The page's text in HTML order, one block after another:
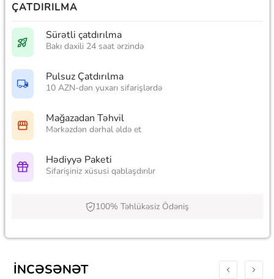
ÇATDIRILMA
Sürətli çatdırılma
Bakı daxili 24 saat ərzində
Pulsuz Çatdırılma
10 AZN-dən yuxarı sifarişlərdə
Mağazadan Təhvil
Mərkəzdən dərhal əldə et
Hədiyyə Paketi
Sifarişiniz xüsusi qablaşdırılır
100% Təhlükəsiz Ödəniş
İNCƏSƏNƏT